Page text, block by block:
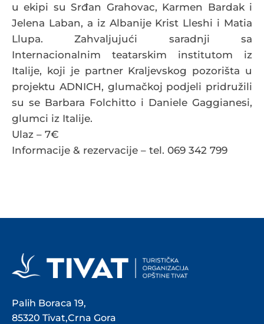
u ekipi su Srđan Grahovac, Karmen Bardak i
Jelena Laban, a iz Albanije Krist Lleshi i Matia
Llupa. Zahvaljujući saradnji sa
Internacionalnim teatarskim institutom iz
Italije, koji je partner Kraljevskog pozorišta u
projektu ADNICH, glumačkoj podjeli pridružili
su se Barbara Folchitto i Daniele Gaggianesi,
glumci iz Italije.
Ulaz – 7€
Informacije & rezervacije – tel. 069 342 799
Palih Boraca 19,
85320 Tivat,Crna Gora